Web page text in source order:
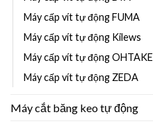
Máy cấp vít tự động FUMA
Máy cấp vít tự động Kilews
Máy cấp vít tự động OHTAKE
Máy cấp vít tự động ZEDA
Máy cắt băng keo tự động